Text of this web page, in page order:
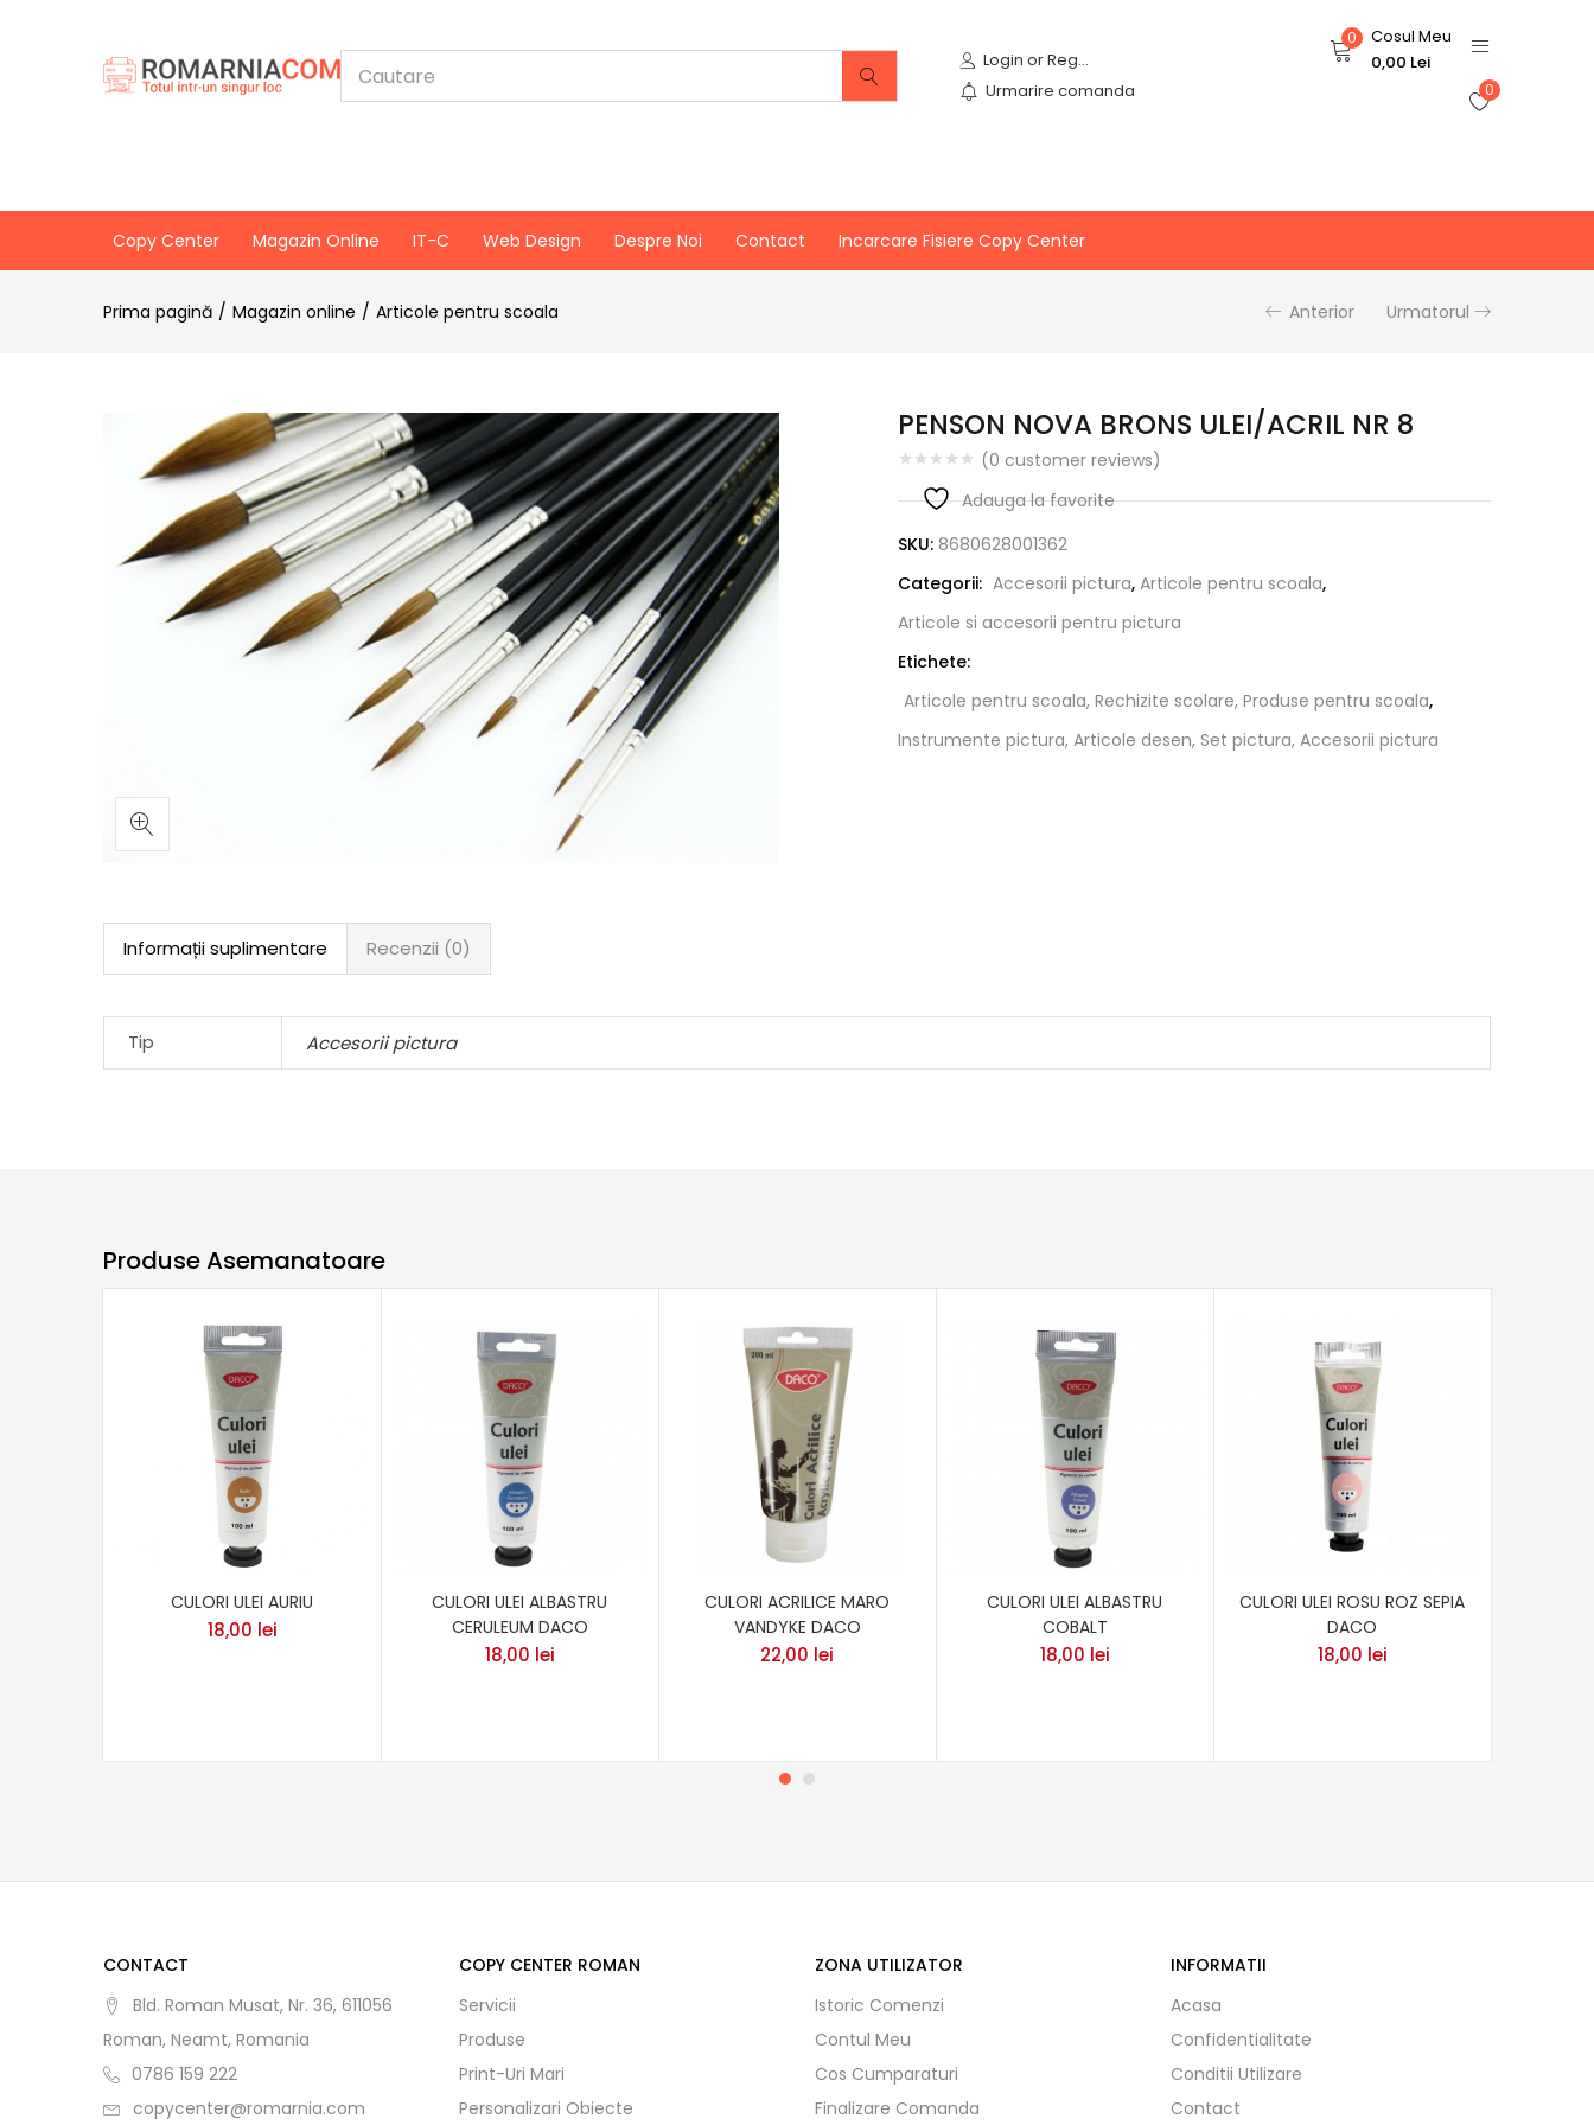
Login or Register
Urmarire comanda
0
Cosul Meu
0,00 Lei
0
Copy Center Magazin Online IT-C Web Design Despre Noi Contact Incarcare Fisiere Copy Center
Prima pagină Magazin online Articole pentru scoala Anterior Urmatorul
PENSON NOVA BRONS ULEI/ACRIL NR 8
(0 customer reviews)
Adauga la favorite
SKU: 8680628001362
Categorii: Accesorii pictura, Articole pentru scoala,
Articole si accesorii pentru pictura
Etichete:
Articole pentru scoala, Rechizite scolare, Produse pentru scoala,
Instrumente pictura, Articole desen, Set pictura, Accesorii pictura
Informații suplimentare Recenzii (0)
Tip Accesorii pictura
Produse Asemanatoare
CULORI ULEI AURIU
18,00 lei
CULORI ULEI ALBASTRU
CERULEUM DACO
18,00 lei
CULORI ACRILICE MARO
VANDYKE DACO
22,00 lei
CULORI ULEI ALBASTRU
COBALT
18,00 lei
CULORI ULEI ROSU ROZ SEPIA
DACO
18,00 lei
CONTACT
Bld. Roman Musat, Nr. 36, 611056
Roman, Neamt, Romania
0786 159 222
copycenter@romarnia.com
COPY CENTER ROMAN
Servicii
Produse
Print-Uri Mari
Personalizari Obiecte
ZONA UTILIZATOR
Istoric Comenzi
Contul Meu
Cos Cumparaturi
Finalizare Comanda
INFORMATII
Acasa
Confidentialitate
Conditii Utilizare
Contact